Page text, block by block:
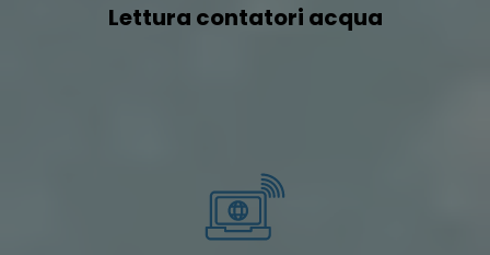
Lettura contatori acqua